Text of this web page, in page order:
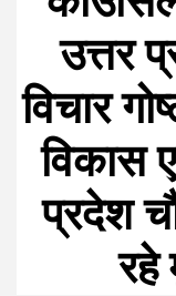
उत्तर
विचार
विकास
प्रदेश
रहे